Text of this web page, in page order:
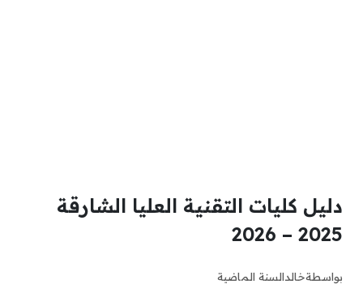
دليل كليات التقنية العليا الشارقة
2025 – 2026
بواسطةخالدالسنة الماضية